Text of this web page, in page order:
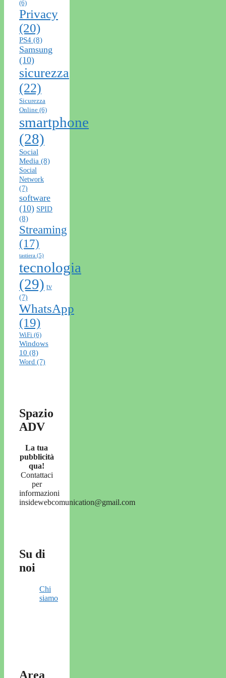
(6)
Privacy
(20)
PS4 (8)
Samsung
(10)
sicurezza
(22)
Sicurezza
Online (6)
smartphone
(28)
Social
Media (8)
Social
Network
(7)
software
(10) SPID
(8)
Streaming
(17)
tastiera (5)
tecnologia
(29) tv
(7)
WhatsApp
(19)
WiFi (6)
Windows
10 (8)
Word (7)
Spazio
ADV
La tua
pubblicità
qua!
Contattaci
per
informazioni
insidewebcomunication@gmail.com
Su di
noi
Chi
siamo
Area